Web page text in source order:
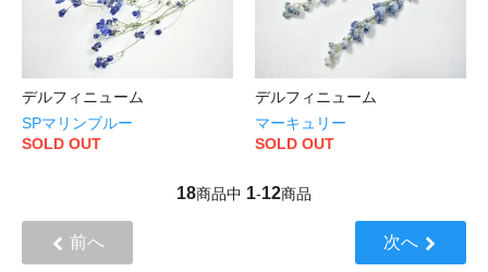
デルフィニューム
SPマリンブルー
SOLD OUT
デルフィニューム
マーキュリー
SOLD OUT
18商品中 1-12商品
前へ 次へ